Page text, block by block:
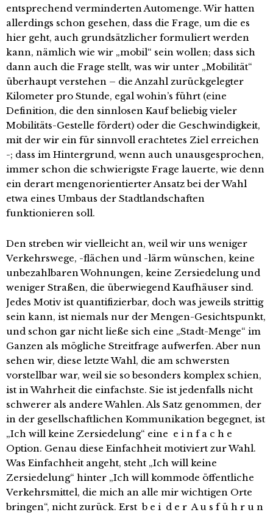
entsprechend verminderten Automenge. Wir hatten
allerdings schon gesehen, dass die Frage, um die es
hier geht, auch grundsätzlicher formuliert werden
kann, nämlich wie wir „mobil“ sein wollen; dass sich
dann auch die Frage stellt, was wir unter „Mobilität“
überhaupt verstehen – die Anzahl zurückgelegter
Kilometer pro Stunde, egal wohin’s führt (eine
Definition, die den sinnlosen Kauf beliebig vieler
Mobilitäts-Gestelle fördert) oder die Geschwindigkeit,
mit der wir ein für sinnvoll erachtetes Ziel erreichen
-; dass im Hintergrund, wenn auch unausgesprochen,
immer schon die schwierigste Frage lauerte, wie denn
ein derart mengenorientierter Ansatz bei der Wahl
etwa eines Umbaus der Stadtlandschaften
funktionieren soll.
Den streben wir vielleicht an, weil wir uns weniger
Verkehrswege, -flächen und -lärm wünschen, keine
unbezahlbaren Wohnungen, keine Zersiedelung und
weniger Straßen, die überwiegend Kaufhäuser sind.
Jedes Motiv ist quantifizierbar, doch was jeweils strittig
sein kann, ist niemals nur der Mengen-Gesichtspunkt,
und schon gar nicht ließe sich eine „Stadt-Menge“ im
Ganzen als mögliche Streitfrage aufwerfen. Aber nun
sehen wir, diese letzte Wahl, die am schwersten
vorstellbar war, weil sie so besonders komplex schien,
ist in Wahrheit die einfachste. Sie ist jedenfalls nicht
schwerer als andere Wahlen. Als Satz genommen, der
in der gesellschaftlichen Kommunikation begegnet, ist
„Ich will keine Zersiedelung“ eine e i n f a c h e
Option. Genau diese Einfachheit motiviert zur Wahl.
Was Einfachheit angeht, steht „Ich will keine
Zersiedelung“ hinter „Ich will kommode öffentliche
Verkehrsmittel, die mich an alle mir wichtigen Orte
bringen“, nicht zurück. Erst b e i d e r A u s f ü h r u n